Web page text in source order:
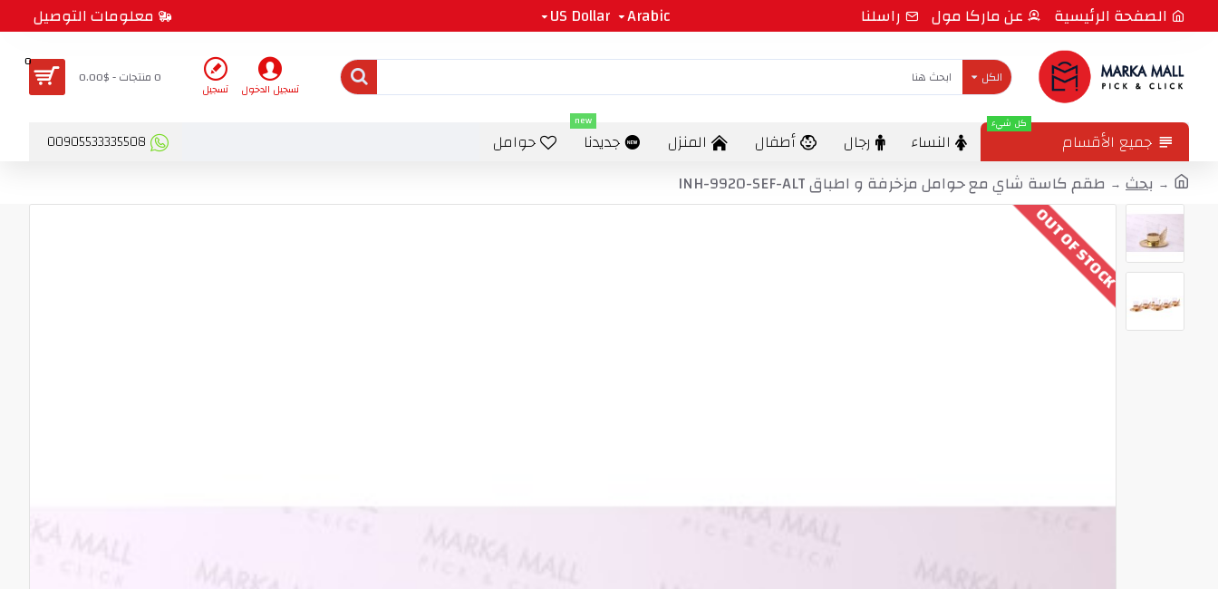
الصفحة الرئيسية عن ماركا مول راسلنا Arabic
US Dollar معلومات التوصيل
الكل
تسجيل الدخول تسجيل
0 منتجات - $0.00
0
جميع الأقسام
كل شيء
النساء رجال أطفال المنزل جديدنا
new
حوامل 00905533335508
بحث طقم كاسة شاي مع حوامل مزخرفة و اطباق INH-9920-SEF-ALT
OUT OF STOCK